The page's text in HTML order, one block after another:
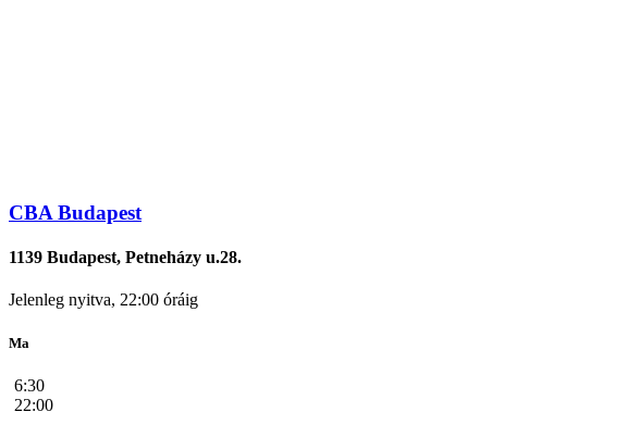
CBA Budapest
1139 Budapest, Petneházy u.28.
Jelenleg nyitva, 22:00 óráig
Ma
6:30
22:00